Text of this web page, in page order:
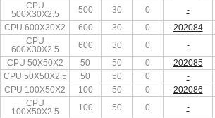
CPU
500X30X2.5
500 30 0 -
CPU 600X30X2
600 30 0 202084
CPU
600X30X2.5
600 30 0 -
CPU 50X50X2
50 50 0 202085
CPU 50X50X2.5
50 50 0 -
CPU 100X50X2
100 50 0 202086
CPU
100X50X2.5
100 50 0 -